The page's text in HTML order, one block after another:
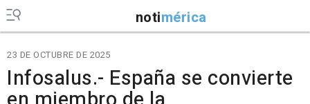
notimérica
23 DE OCTUBRE DE 2025
Infosalus.- España se convierte